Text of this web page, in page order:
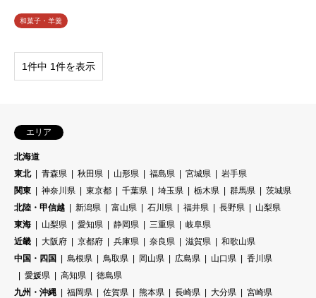
和菓子・羊羹
1件中 1件を表示
エリア
北海道
東北
青森県 秋田県 山形県 福島県 宮城県
岩手県
関東
神奈川県 東京都 千葉県 埼玉県 栃木県 群馬県
茨城県
北陸・甲信越
新潟県 富山県 石川県 福井県 長野県
山梨県
東海
山梨県 愛知県 静岡県 三重県
岐阜県
近畿
大阪府 京都府 兵庫県 奈良県 滋賀県
和歌山県
中国・四国
島根県 鳥取県 岡山県 広島県 山口県
香川県
愛媛県
高知県
徳島県
九州・沖縄
福岡県 佐賀県 熊本県 長崎県 大分県
宮崎県